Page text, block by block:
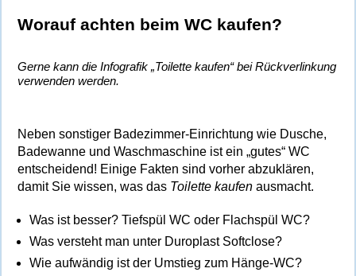
Worauf achten beim WC kaufen?
Gerne kann die Infografik „Toilette kaufen“ bei Rückverlinkung
verwenden werden.
Neben sonstiger Badezimmer-Einrichtung wie Dusche,
Badewanne und Waschmaschine ist ein „gutes“ WC
entscheidend! Einige Fakten sind vorher abzuklären,
damit Sie wissen, was das Toilette kaufen ausmacht.
Was ist besser? Tiefspül WC oder Flachspül WC?
Was versteht man unter Duroplast Softclose?
Wie aufwändig ist der Umstieg zum Hänge-WC?